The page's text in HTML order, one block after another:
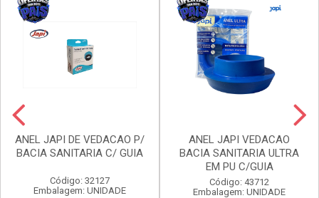
ANEL JAPI DE VEDACAO P/
BACIA SANITARIA C/ GUIA
Código: 32127
Embalagem: UNIDADE
ANEL JAPI VEDACAO
BACIA SANITARIA ULTRA
EM PU C/GUIA
Código: 43712
Embalagem: UNIDADE